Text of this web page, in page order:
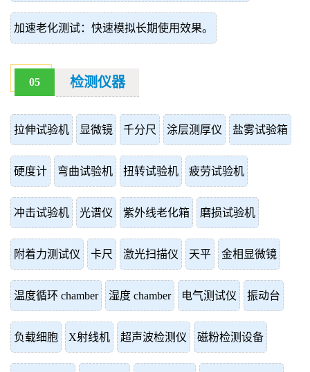
加速老化测试：快速模拟长期使用效果。
05 检测仪器
拉伸试验机 显微镜 千分尺 涂层测厚仪 盐雾试验箱
硬度计 弯曲试验机 扭转试验机 疲劳试验机
冲击试验机 光谱仪 紫外线老化箱 磨损试验机
附着力测试仪 卡尺 激光扫描仪 天平 金相显微镜
温度循环 chamber 湿度 chamber 电气测试仪 振动台
负载细胞 X射线机 超声波检测仪 磁粉检测设备